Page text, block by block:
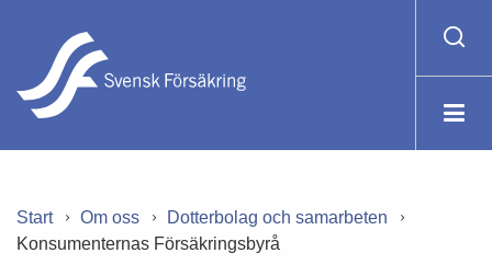
Start Om oss
Dotterbolag och samarbeten
Konsumenternas Försäkringsbyrå